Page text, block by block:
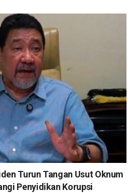
Turun Tangan Usut Oknum
Penyidikan Korupsi